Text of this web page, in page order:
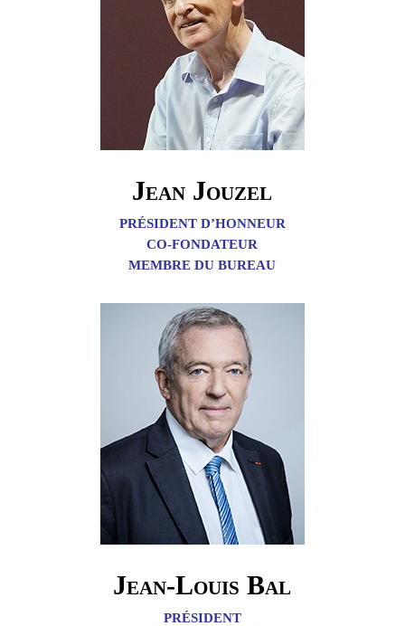
Jean Jouzel
PRÉSIDENT D’HONNEUR
CO-FONDATEUR
MEMBRE DU BUREAU
Jean-Louis Bal
PRÉSIDENT